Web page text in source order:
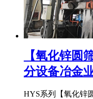
【氧化锌圆
分设备冶金
HYS系列【氧化锌